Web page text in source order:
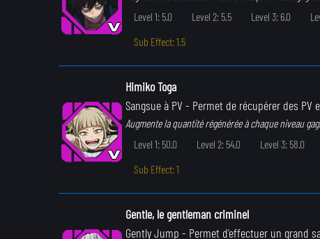
Level 1: 5.0
Level 2: 5.5 Level 3: 6.0
Sub Effect: 1.5
Himiko Toga
Sangsue à PV - Permet de récupérer des PV
Augmente la quantité régénérée à chaque niveau
Level 1: 50.0
Level 2: 54.0 Level 3: 58.0
Sub Effect: 1
Gentle, le gentleman criminel
Gently Jump - Permet d'effectuer un grand